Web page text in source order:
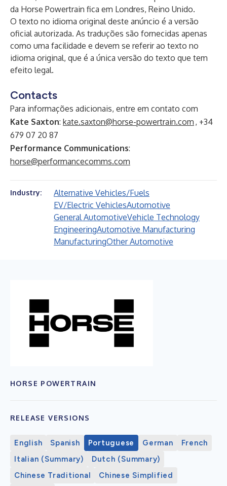
da Horse Powertrain fica em Londres, Reino Unido.
O texto no idioma original deste anúncio é a versão
oficial autorizada. As traduções são fornecidas apenas
como uma facilidade e devem se referir ao texto no
idioma original, que é a única versão do texto que tem
efeito legal.
Contacts
Para informações adicionais, entre em contato com
Kate Saxton: kate.saxton@horse-powertrain.com , +34
679 07 20 87
Performance Communications:
horse@performancecomms.com
Industry:
Alternative Vehicles/Fuels
EV/Electric VehiclesAutomotive
General AutomotiveVehicle Technology
EngineeringAutomotive Manufacturing
ManufacturingOther Automotive
HORSE POWERTRAIN
RELEASE VERSIONS
English Spanish Portuguese German
French
Italian (Summary)
Dutch (Summary)
Chinese Traditional
Chinese Simplified